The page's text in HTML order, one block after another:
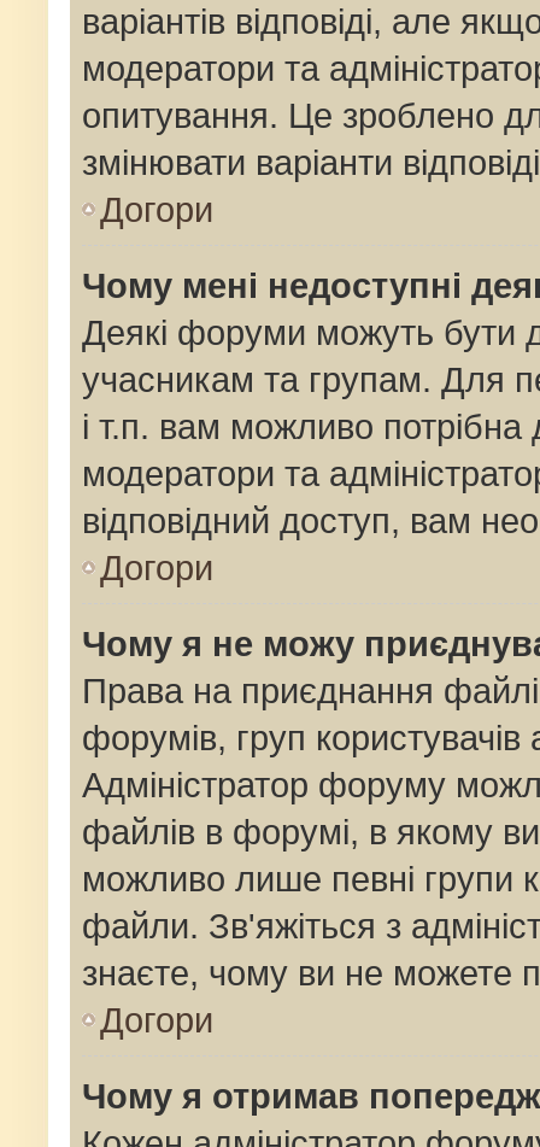
варіантів відповіді, але
модератори та
опитування. Це зроблено
змінювати варіанти
Догори
Чому мені недоступні
Деякі форуми можуть бути
учасникам та групам. Для
і т.п. вам можливо
модератори та
відповідний доступ, вам
Догори
Чому я не можу
Права на приєднання
форумів, груп
Адміністратор форуму
файлів в форумі, в якому
можливо лише певні групи
файли. Зв'яжіться з
знаєте, чому ви не можете
Догори
Чому я отримав